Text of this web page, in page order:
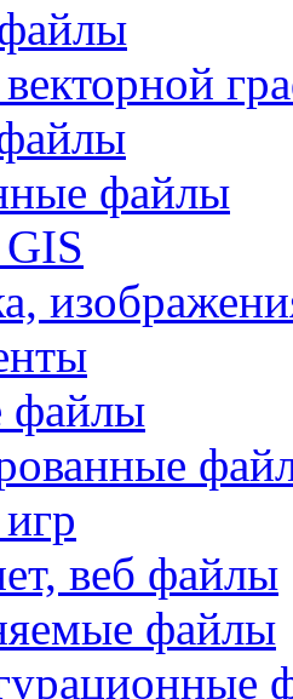
файлы
файлы
веб файлы
файлы